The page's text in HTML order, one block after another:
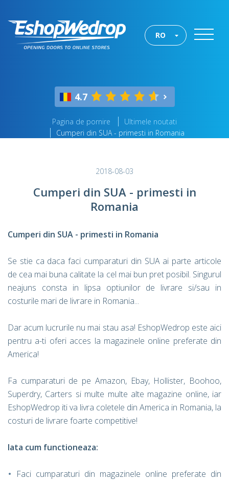
RO
4.7
Pagina de pornire
Ultimele noutati
Cumperi din SUA - primesti in Romania
2018-08-03
Cumperi din SUA - primesti in
Romania
Cumperi din SUA - primesti in Romania
Se stie ca daca faci cumparaturi din SUA ai parte articole
de cea mai buna calitate la cel mai bun pret posibil. Singurul
neajuns consta in lipsa optiunilor de livrare si/sau in
costurile mari de livrare in Romania...
Dar acum lucrurile nu mai stau asa! EshopWedrop este aici
pentru a-ti oferi acces la magazinele online preferate din
America!
Fa cumparaturi de pe Amazon, Ebay, Hollister, Boohoo,
Superdry, Carters si multe multe alte magazine online, iar
EshopWedrop iti va livra coletele din America in Romania, la
costuri de livrare foarte competitive!
Iata cum functioneaza:
Faci cumparaturi din magazinele online preferate din